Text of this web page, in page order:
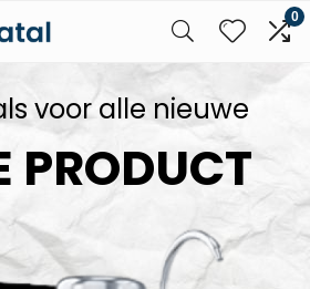
0
voor alle nieuwe
PRODUCT